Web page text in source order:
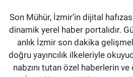
Son Mühür, İzmir’in dijital
dinamik yerel haber portalıdır.
anlık İzmir son dakika
doğru yayıncılık ilkeleriyle
nabzını tutan özel haberlerin ve